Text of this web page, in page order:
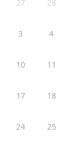
27 28
3 4
10 11
17 18
24 25